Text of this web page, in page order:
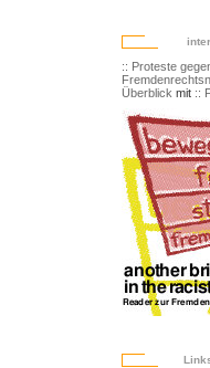
:: Proteste
Überblick mit ::